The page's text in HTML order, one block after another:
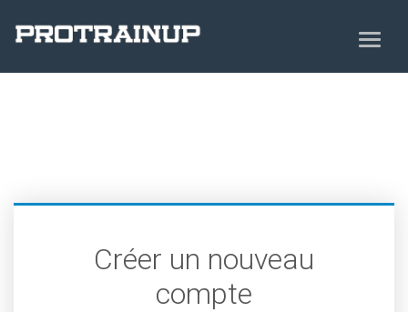
Créer un nouveau
compte